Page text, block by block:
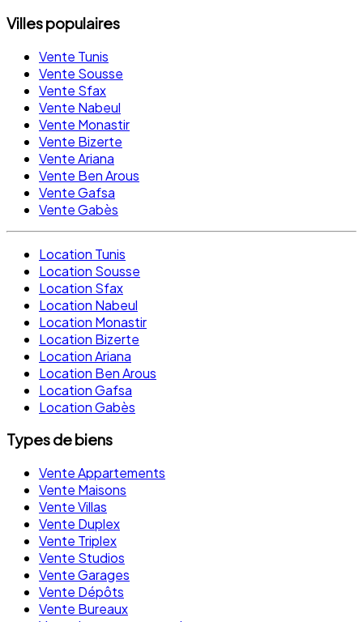
Villes populaires
Vente Tunis
Vente Sousse
Vente Sfax
Vente Nabeul
Vente Monastir
Vente Bizerte
Vente Ariana
Vente Ben Arous
Vente Gafsa
Vente Gabès
Location Tunis
Location Sousse
Location Sfax
Location Nabeul
Location Monastir
Location Bizerte
Location Ariana
Location Ben Arous
Location Gafsa
Location Gabès
Types de biens
Vente Appartements
Vente Maisons
Vente Villas
Vente Duplex
Vente Triplex
Vente Studios
Vente Garages
Vente Dépôts
Vente Bureaux